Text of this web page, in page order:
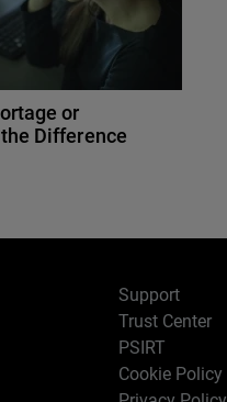
or
Difference
Support
Trust Center
PSIRT
Cookie Policy